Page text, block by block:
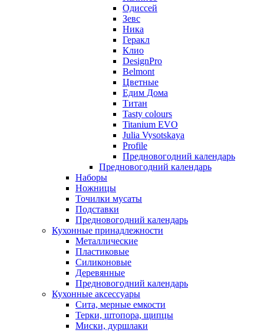
Одиссей
Зевс
Ника
Геракл
Клио
DesignPro
Belmont
Цветные
Едим Дома
Титан
Tasty colours
Titanium EVO
Julia Vysotskaya
Profile
Предновогодний календарь
Предновогодний календарь
Наборы
Ножницы
Точилки мусаты
Подставки
Предновогодний календарь
Кухонные принадлежности
Металлические
Пластиковые
Силиконовые
Деревянные
Предновогодний календарь
Кухонные аксессуары
Сита, мерные емкости
Терки, штопора, щипцы
Миски, дуршлаки